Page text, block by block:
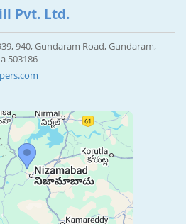
Pvt. Ltd.
940, Gundaram Road, Gundaram,
503186